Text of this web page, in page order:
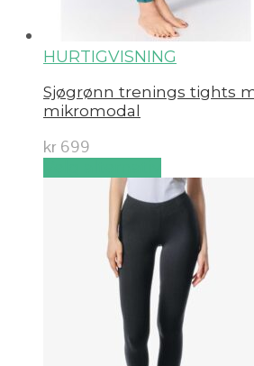
HURTIGVISNING
Sjøgrønn trenings tights
mikromodal
kr 699